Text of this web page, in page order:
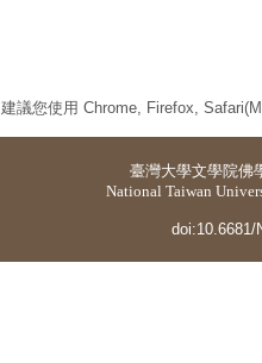
建議您使用 Chrome, Firefox,
臺灣大學文學院佛
National Taiwan
doi:10.6681/